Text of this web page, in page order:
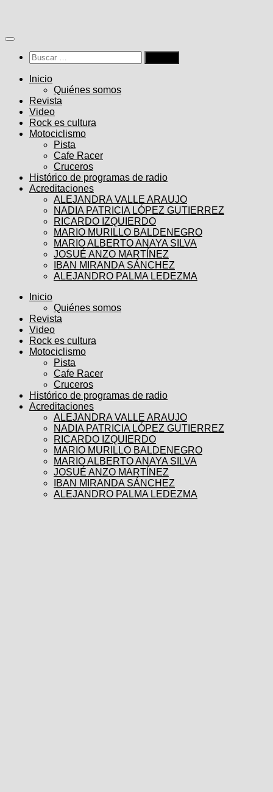
contenido
Buscar:
Inicio
Quiénes somos
Revista
Video
Rock es cultura
Motociclismo
Pista
Cafe Racer
Cruceros
Histórico de programas de radio
Acreditaciones
ALEJANDRA VALLE ARAUJO
NADIA PATRICIA LÓPEZ GUTIERREZ
RICARDO IZQUIERDO
MARIO MURILLO BALDENEGRO
MARIO ALBERTO ANAYA SILVA
JOSUÉ ANZO MARTÍNEZ
IBAN MIRANDA SÁNCHEZ
ALEJANDRO PALMA LEDEZMA
Inicio
Quiénes somos
Revista
Video
Rock es cultura
Motociclismo
Pista
Cafe Racer
Cruceros
Histórico de programas de radio
Acreditaciones
ALEJANDRA VALLE ARAUJO
NADIA PATRICIA LÓPEZ GUTIERREZ
RICARDO IZQUIERDO
MARIO MURILLO BALDENEGRO
MARIO ALBERTO ANAYA SILVA
JOSUÉ ANZO MARTÍNEZ
IBAN MIRANDA SÁNCHEZ
ALEJANDRO PALMA LEDEZMA